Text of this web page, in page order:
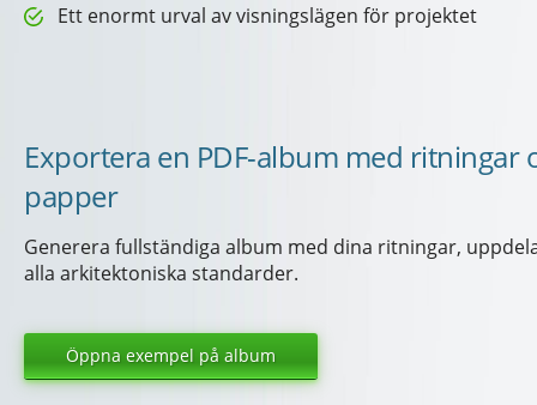
Ett enormt urval av visningslägen för projektet
Exportera en PDF-album med
papper
Generera fullständiga album med dina ritningar,
alla arkitektoniska standarder.
Öppna exempel på album